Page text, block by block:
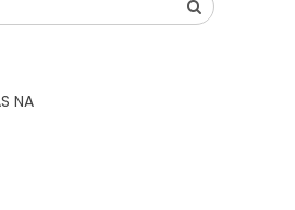
NA